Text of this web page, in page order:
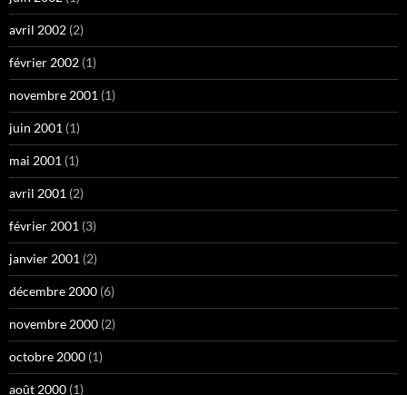
avril 2002 (2)
février 2002 (1)
novembre 2001 (1)
juin 2001 (1)
mai 2001 (1)
avril 2001 (2)
février 2001 (3)
janvier 2001 (2)
décembre 2000 (6)
novembre 2000 (2)
octobre 2000 (1)
août 2000 (1)